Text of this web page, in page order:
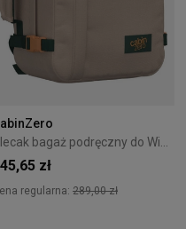
zł
regularna: 289,00 zł